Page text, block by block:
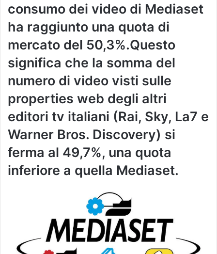
consumo dei video di Mediaset
ha raggiunto una quota di
mercato del 50,3%.Questo
significa che la somma del
numero di video visti sulle
properties web degli altri
editori tv italiani (Rai, Sky, La7 e
Warner Bros. Discovery) si
ferma al 49,7%, una quota
inferiore a quella Mediaset.